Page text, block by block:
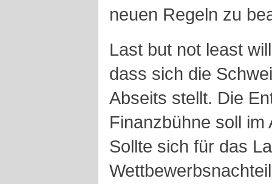
neuen Regeln zu
Last but not least
dass sich die
Abseits stellt. Die
Finanzbühne soll
Sollte sich für das